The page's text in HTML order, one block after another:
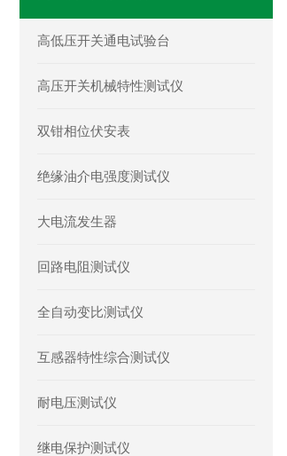
高低压开关通电试验台
高压开关机械特性测试仪
双钳相位伏安表
绝缘油介电强度测试仪
大电流发生器
回路电阻测试仪
全自动变比测试仪
互感器特性综合测试仪
耐电压测试仪
继电保护测试仪